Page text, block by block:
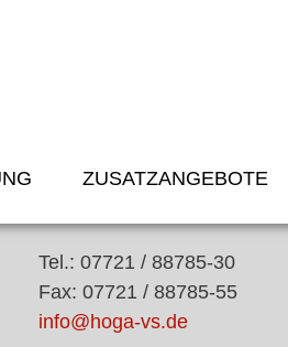
ZUSATZANGEBOTE
Tel.: 07721 / 88785-30
Fax: 07721 / 88785-55
info@hoga-vs.de